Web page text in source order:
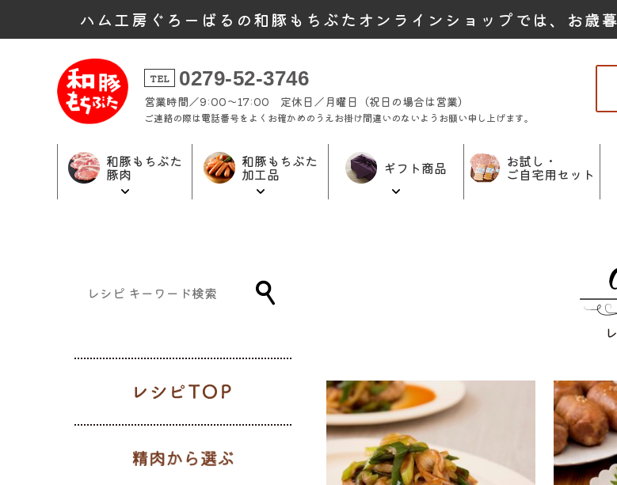
ハム工房ぐろーばるの和豚もちぶたオンラインショップでは、お歳
TEL 0279-52-3746
営業時間／9:00～17:00 定休日／月曜日（祝日の場合は営業）
ご連絡の際は電話番号をよくお確かめのうえお掛け間違いのないようお願い申し上げます。
和豚もちぶた
豚肉
ロース 肩ロース モモ バラ ヒレ
和豚もちぶた
加工品
ベーコン ウィンナ ソーセージ アイスバイン
ギフト商品
ギフト一覧 精肉のギフト 精肉と加工品
のギフト
加工品の
ギフト
お試し・
ご自宅用セット
生肉から選ぶ